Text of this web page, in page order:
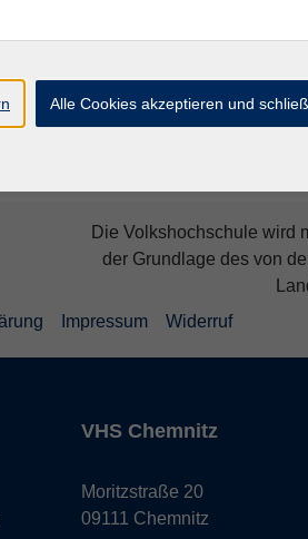
Uhr anmelden. Die
per E-Mail.
Die Volkshochschule wird
der Grundlage des von
Impressum Widerruf
VHS Chemnitz
Moritzstraße 20
09111 Chemnitz
Alle Cookies akzeptieren und